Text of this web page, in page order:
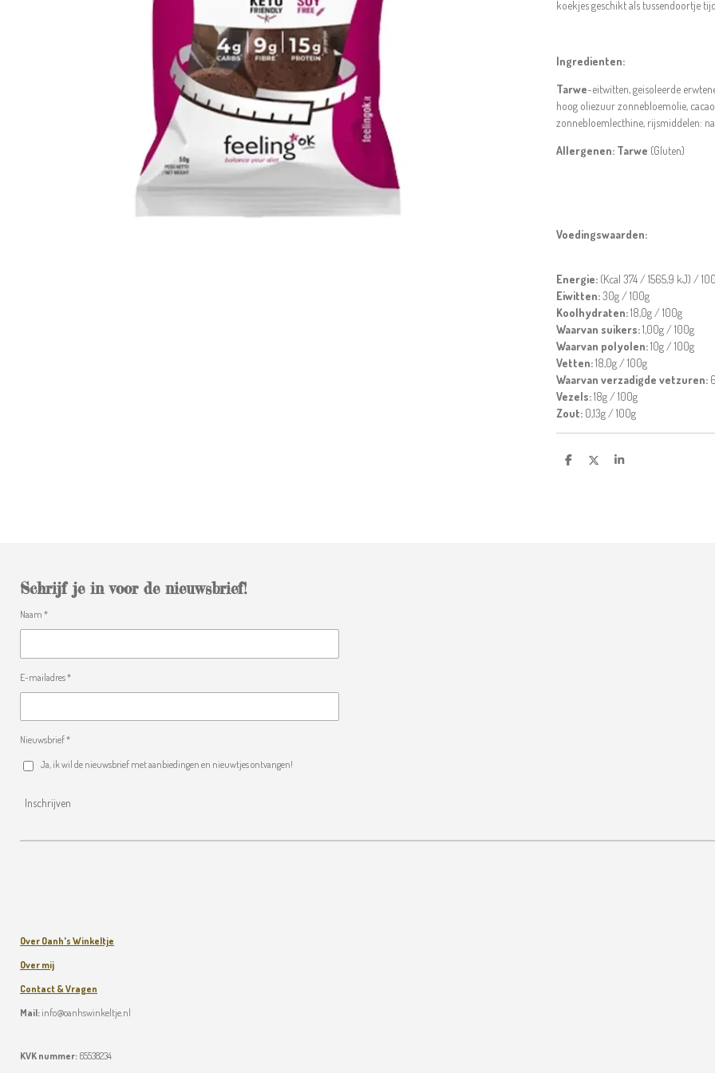
koekjes geschikt als tussendoortje
Ingredienten:
Tarwe-eitwitten, geisoleerde
hoog oliezuur zonnebloemolie,
zonnebloemlecthine, rijsmiddelen:
Allergenen: Tarwe (Gluten)
Voedingswaarden:
Energie: (Kcal 374 /1565,9 kJ) /
Eiwitten:30g / 100g
Koolhydraten:18,0g / 100g
Waarvan suikers:1,00g / 100g
Waarvan polyolen:10g / 100g
Vetten:18,0g / 100g
Waarvan verzadigde vetzuren:
Vezels:18g / 100g
Zout: 0,13g / 100g
D
D
S
Schrijf je in voor de nieuwsbrief!
Naam *
E-mailadres *
Nieuwsbrief *
Ja, ik wil de nieuwsbrief met aanbiedingen en nieuwtjes ontvangen!
Inschrijven
Over Oanh's Winkeltje
Over mij
Contact & Vragen
Mail:info@oanhswinkeltje.nl
KVK nummer: 65538234